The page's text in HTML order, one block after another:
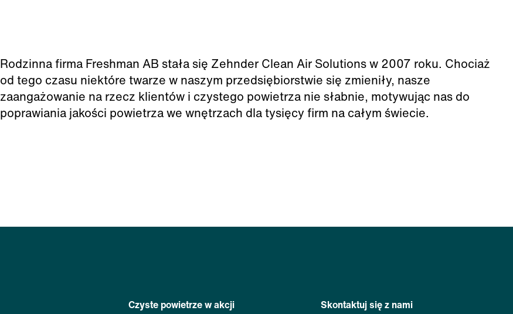
Rodzinna firma Freshman AB stała się Zehnder Clean Air Solutions w 2007 roku. Chociaż
od tego czasu niektóre twarze w naszym przedsiębiorstwie się zmieniły, nasze
zaangażowanie na rzecz klientów i czystego powietrza nie słabnie, motywując nas do
poprawiania jakości powietrza we wnętrzach dla tysięcy firm na całym świecie.
Czyste powietrze w akcji
Skontaktuj się z nami